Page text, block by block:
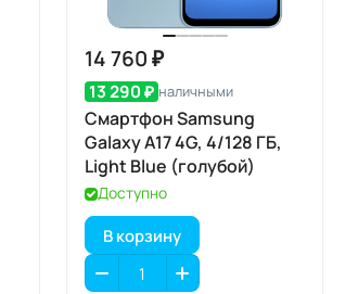
14 760 ₽
13 290 ₽ наличными
Смартфон Samsung
Galaxy A17 4G, 4/128 ГБ,
Light Blue (голубой)
Доступно
В корзину